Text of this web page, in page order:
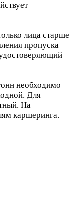
лица старше
пропуска
необходимо
Для
На
каршеринга.